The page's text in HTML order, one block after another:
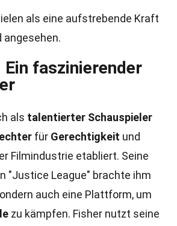
als eine aufstrebende Kraft
angesehen.
Ein faszinierender
als talentierter Schauspieler
für Gerechtigkeit und
Filmindustrie etabliert. Seine
"Justice League" brachte ihm
auch eine Plattform, um
zu kämpfen. Fisher nutzt seine